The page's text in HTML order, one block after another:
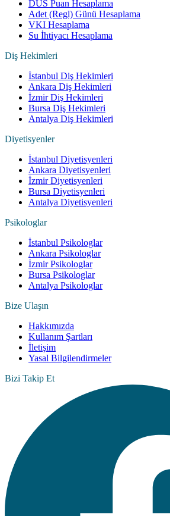
DUS Puan Hesaplama
Adet (Regl) Günü Hesaplama
VKI Hesaplama
Su İhtiyacı Hesaplama
Diş Hekimleri
İstanbul Diş Hekimleri
Ankara Diş Hekimleri
İzmir Diş Hekimleri
Bursa Diş Hekimleri
Antalya Diş Hekimleri
Diyetisyenler
İstanbul Diyetisyenleri
Ankara Diyetisyenleri
İzmir Diyetisyenleri
Bursa Diyetisyenleri
Antalya Diyetisyenleri
Psikologlar
İstanbul Psikologlar
Ankara Psikologlar
İzmir Psikologlar
Bursa Psikologlar
Antalya Psikologlar
Bize Ulaşın
Hakkımızda
Kullanım Şartları
İletişim
Yasal Bilgilendirmeler
Bizi Takip Et